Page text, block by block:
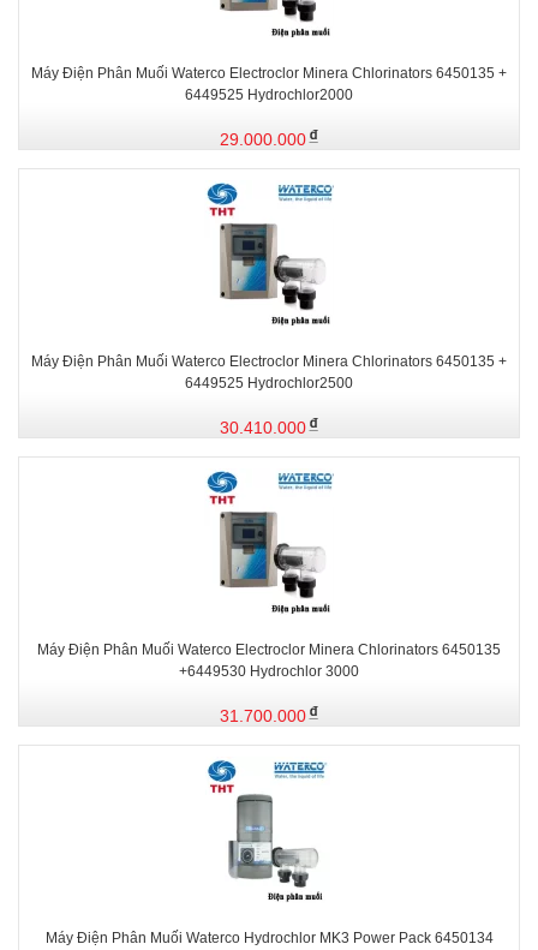
Máy Điện Phân Muối Waterco Electroclor Minera Chlorinators 6450135 +
6449525 Hydrochlor2000
29.000.000
Máy Điện Phân Muối Waterco Electroclor Minera Chlorinators 6450135 +
6449525 Hydrochlor2500
30.410.000
Máy Điện Phân Muối Waterco Electroclor Minera Chlorinators 6450135
+6449530 Hydrochlor 3000
31.700.000
Máy Điện Phân Muối Waterco Hydrochlor MK3 Power Pack 6450134